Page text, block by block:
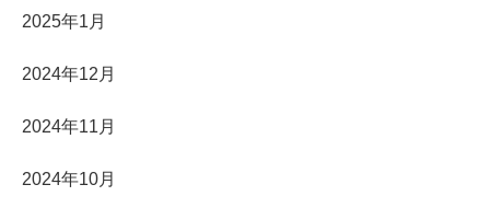
2025年1月
2024年12月
2024年11月
2024年10月